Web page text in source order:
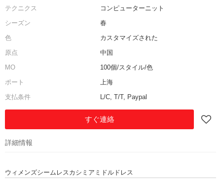
テクニクス
コンピューターニット
シーズン
春
色
カスタマイズされた
原点
中国
MO
100個/スタイル/色
ポート
上海
支払条件
L/C, T/T, Paypal
すぐ連絡
詳細情報
ウィメンズシームレスカシミアミドルドレス